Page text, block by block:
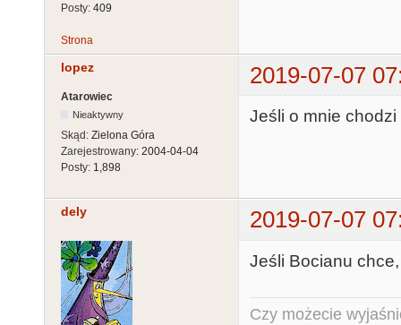
Posty: 409
Strona
lopez 2019-07-07
Atarowiec
Nieaktywny
Skąd: Zielona Góra
Zarejestrowany: 2004-04-04
Posty: 1,898
Jeśli o mnie
dely 2019-07-07
Jeśli Bocianu
Czy możecie